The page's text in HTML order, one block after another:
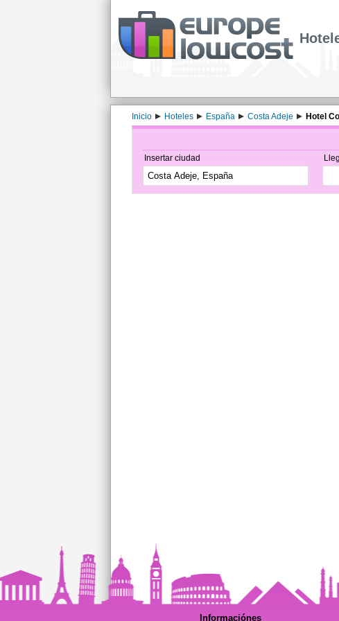
Inicio Hoteles España Costa Adeje Hotel
Insertar ciudad
Informaciónes